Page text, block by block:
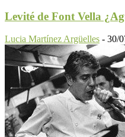
Levité de Font Vella
Lucia Martínez Argüelles - 30/